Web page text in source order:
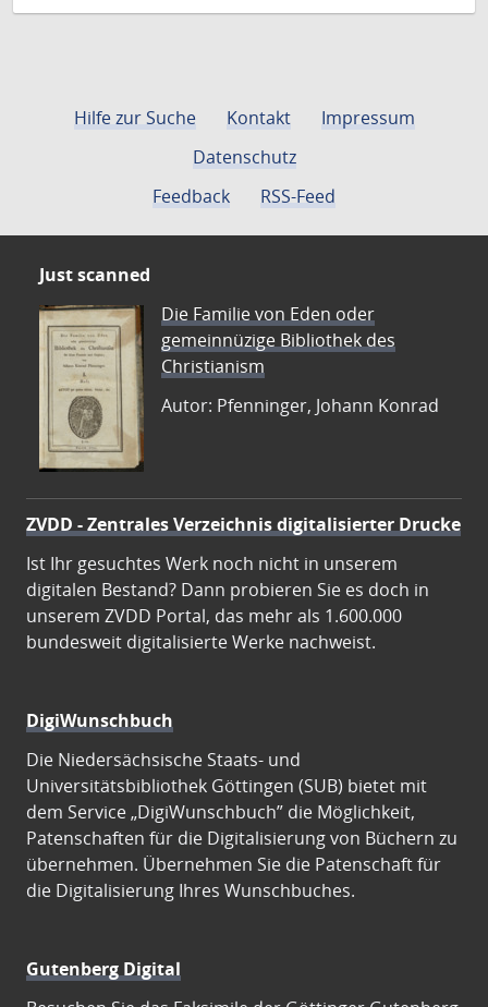
Hilfe zur Suche Kontakt
Impressum
Datenschutz
Feedback
RSS-Feed
Just scanned
Die Familie von Eden oder
gemeinnüzige Bibliothek des
Christianism
Autor: Pfenninger, Johann Konrad
ZVDD - Zentrales Verzeichnis digitalisierter Drucke
Ist Ihr gesuchtes Werk noch nicht in unserem
digitalen Bestand? Dann probieren Sie es doch in
unserem ZVDD Portal, das mehr als 1.600.000
bundesweit digitalisierte Werke nachweist.
DigiWunschbuch
Die Niedersächsische Staats- und
Universitätsbibliothek Göttingen (SUB) bietet mit
dem Service „DigiWunschbuch” die Möglichkeit,
Patenschaften für die Digitalisierung von Büchern zu
übernehmen. Übernehmen Sie die Patenschaft für
die Digitalisierung Ihres Wunschbuches.
Gutenberg Digital